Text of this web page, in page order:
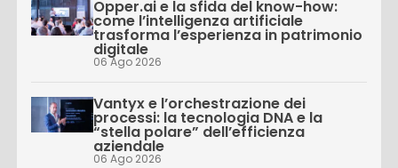
Opper.ai e la sfida del know-how:
come l’intelligenza artificiale
trasforma l’esperienza in patrimonio
digitale
06 Ago 2026
Vantyx e l’orchestrazione dei
processi: la tecnologia DNA e la
“stella polare” dell’efficienza
aziendale
06 Ago 2026